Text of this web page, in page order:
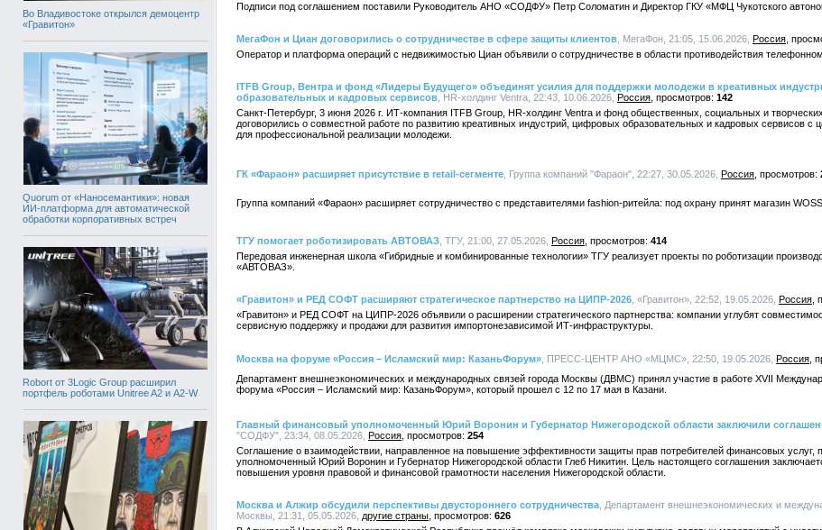
Во Владивостоке открылся демоцентр
«Гравитон»
Quorum от «Наносемантики»: новая
ИИ-платформа для автоматической
обработки корпоративных встреч
Robort от 3Logic Group расширил
портфель роботами Unitree A2 и A2-W
Подписи под соглашением поставили Руководитель АНО «СОДФУ» Петр Соломатин и Директор ГКУ «МФЦ Чукотского
МегаФон и Циан договорились о сотрудничестве в сфере защиты клиентов , МегаФон, 21:05, 15.06.2026, Россия
Оператор и платформа операций с недвижимостью Циан объявили о сотрудничестве в области противодействия
ITFB Group, Вентра и фонд «Лидеры Будущего» объединят усилия для поддержки молодежи в креативных
образовательных и кадровых сервисов , HR-холдинг Ventra, 22:43, 10.06.2026, Россия
142
Санкт-Петербург, 3 июня 2026 г. ИТ-компания ITFB Group, HR-холдинг Ventra и фонд общественных, социальных и
договорились о совместной работе по развитию креативных индустрий, цифровых образовательных и кадровых сервисов
для профессиональной реализации молодежи.
ГК «Фараон» расширяет присутствие в retail-сегменте , Группа компаний "Фараон", 22:27, 30.05.2026, Россия
Группа компаний «Фараон» расширяет сотрудничество с представителями fashion-ритейла: под охрану принят магазин
ТГУ помогает роботизировать АВТОВАЗ , ТГУ, 21:00, 27.05.2026, Россия
414
Передовая инженерная школа «Гибридные и комбинированные технологии» ТГУ реализует проекты по роботизации
«АВТОВАЗ».
«Гравитон» и РЕД СОФТ расширяют стратегическое партнерство на ЦИПР-2026 , «Гравитон», 22:52, 19.05.2026, Россия
«Гравитон» и РЕД СОФТ на ЦИПР-2026 объявили о расширении стратегического партнерства: компании углубят
сервисную поддержку и продажи для развития импортонезависимой ИТ-инфраструктуры.
Москва на форуме «Россия – Исламский мир: КазаньФорум» , ПРЕСС-ЦЕНТР АНО «МЦМС», 22:50, 19.05.2026, Россия
Департамент внешнеэкономических и международных связей города Москвы (ДВМС) принял участие в работе XVII
форума «Россия – Исламский мир: КазаньФорум», который прошел с 12 по 17 мая в Казани.
Главный финансовый уполномоченный Юрий Воронин и Губернатор Нижегородской области заключили
"СОДФУ", 23:34, 08.05.2026, Россия
254
Соглашение о взаимодействии, направленное на повышение эффективности защиты прав потребителей финансовых услуг,
уполномоченный Юрий Воронин и Губернатор Нижегородской области Глеб Никитин. Цель настоящего соглашения
повышения уровня правовой и финансовой грамотности населения Нижегородской области.
Москва и Алжир обсудили перспективы двустороннего сотрудничества , Департамент внешнеэкономических и
Москвы, 21:31, 05.05.2026, другие страны
626